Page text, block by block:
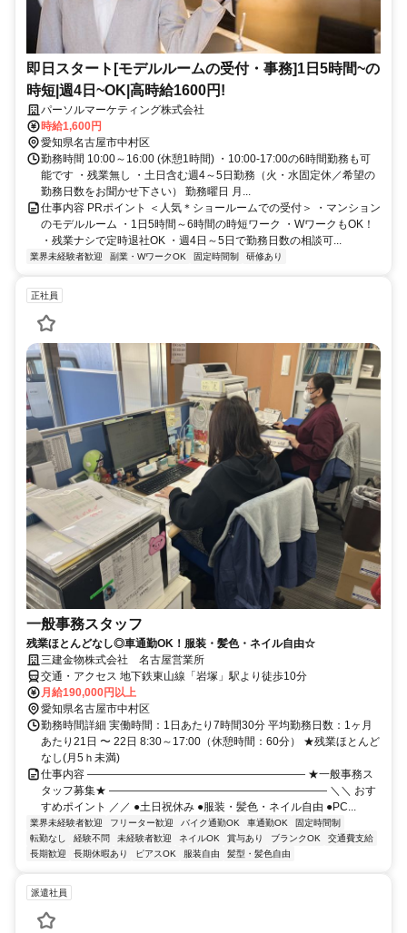
即日スタート[モデルルームの受付・事務]1日5時間~の
時短|週4日~OK|高時給1600円!
パーソルマーケティング株式会社
時給1,600円
愛知県名古屋市中村区
勤務時間 10:00～16:00 (休憩1時間) ・10:00-17:00の6時間勤務も可
能です ・残業無し ・土日含む週4～5日勤務（火・水固定休／希望の
勤務日数をお聞かせ下さい） 勤務曜日 月...
仕事内容 PRポイント ＜人気＊ショールームでの受付＞ ・マンション
のモデルルーム ・1日5時間～6時間の時短ワーク ・WワークもOK！
・残業ナシで定時退社OK ・週4日～5日で勤務日数の相談可...
業界未経験者歓迎 副業・WワークOK 固定時間制 研修あり
正社員
一般事務スタッフ
残業ほとんどなし◎車通勤OK！服装・髪色・ネイル自由☆
三建金物株式会社 名古屋営業所
交通・アクセス 地下鉄東山線「岩塚」駅より徒歩10分
月給190,000円以上
愛知県名古屋市中村区
勤務時間詳細 実働時間：1日あたり7時間30分 平均勤務日数：1ヶ月
あたり21日 〜 22日 8:30～17:00（休憩時間：60分） ★残業ほとんど
なし(月5ｈ未満)
仕事内容 ―――――――――――――――――――― ★一般事務ス
タッフ募集★ ―――――――――――――――――――― ＼＼ おす
すめポイント ／／ ●土日祝休み ●服装・髪色・ネイル自由 ●PC...
業界未経験者歓迎 フリーター歓迎 バイク通勤OK 車通勤OK
固定時間制
転勤なし
経験不問 未経験者歓迎 ネイルOK 賞与あり ブランクOK
交通費支給
長期歓迎
長期休暇あり ピアスOK 服装自由 髪型・髪色自由
派遣社員